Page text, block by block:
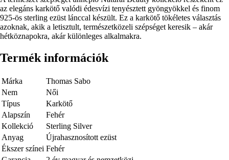
leírás
az elegáns karkötő valódi édesvízi tenyésztett gyöngyökkel és finom
925-ös sterling ezüst lánccal készült. Ez a karkötő tökéletes választás
azoknak, akik a letisztult, természetközeli szépséget keresik – akár
hétköznapokra, akár különleges alkalmakra.
Termék információk
Márka
Thomas Sabo
Nem
Női
Típus
Karkötő
Alapszín
Fehér
Kollekció
Sterling Silver
Anyag
Újrahasznosított ezüst
Ékszer színei Fehér